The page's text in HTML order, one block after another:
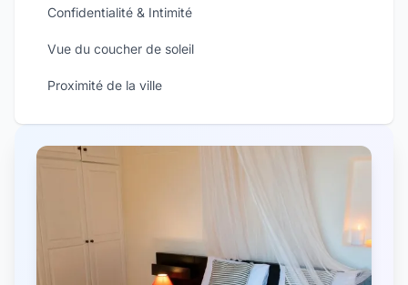
Confidentialité & Intimité
Vue du coucher de soleil
Proximité de la ville